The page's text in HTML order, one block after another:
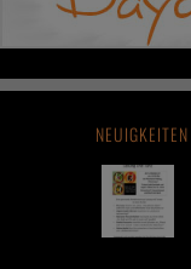
NEUIGKEITEN